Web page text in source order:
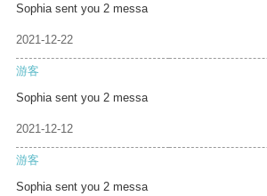
Sophia sent you 2 messa
2021-12-22
游客
Sophia sent you 2 messa
2021-12-12
游客
Sophia sent you 2 messa